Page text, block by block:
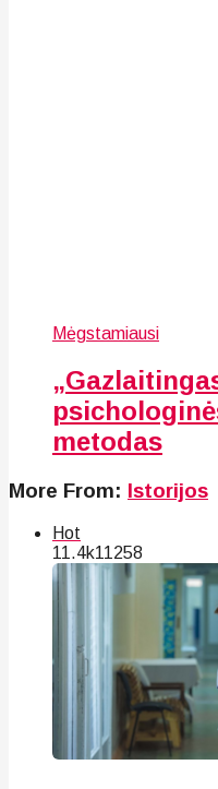
Mėgstamiausi
metodas
More From: Istorijos
Hot
11.4k11258